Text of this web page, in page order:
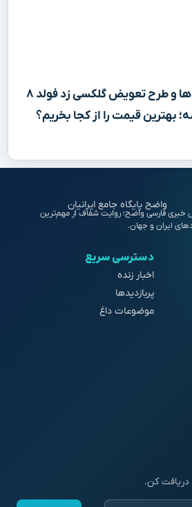
کاهش شدید تخفیف‌ ها و طرح تعویض گلکسی زد فولد ۸
بهترین قیمت را از کجا بخریم؟
خبری فارسی واضح؛ روایت شفاف از مهم‌ترین
ایران و جهان.
دسترسی سریع
اخبار زنده
پربازدیدها
موضوعات داغ
کن.